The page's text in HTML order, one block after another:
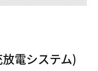
電システム)